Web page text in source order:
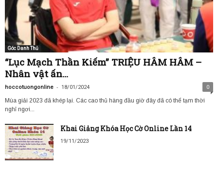
Góc Danh Thủ
“Lục Mạch Thần Kiếm” TRIỆU HÂM HÂM –
Nhân vật ấn...
hoccotuongonline - 18/01/2024 0
Mùa giải 2023 đã khép lại. Các cao thủ hàng đầu giờ đây đã có thể tạm thời
nghỉ ngơi...
Khai Giảng Khóa Học Cờ Online Lần 14
19/11/2023